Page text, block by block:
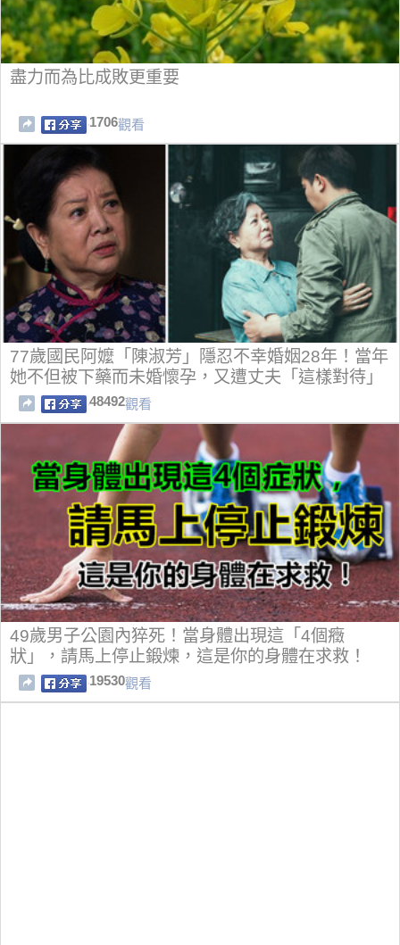
盡力而為比成敗更重要
1706觀看
77歲國民阿嬤「陳淑芳」隱忍不幸婚姻28年！當年
她不但被下藥而未婚懷孕，又遭丈夫「這樣對待」
…
48492觀看
49歲男子公園內猝死！當身體出現這「4個癥
狀」，請馬上停止鍛煉，這是你的身體在求救！
19530觀看